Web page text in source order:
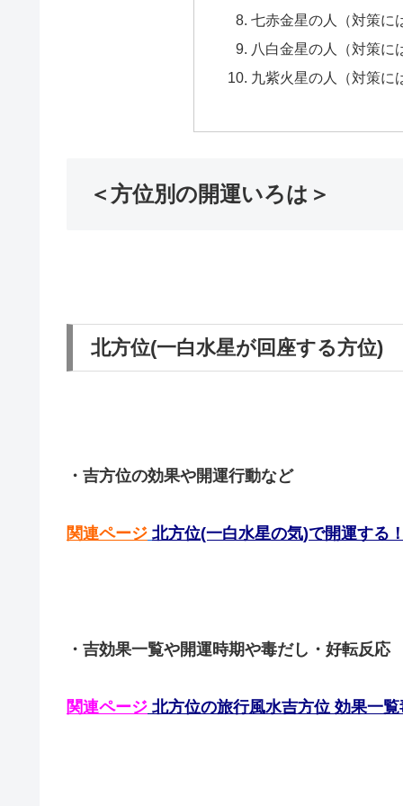
七赤金星の人（対策に
八白金星の人（対策に
九紫火星の人（対策に
＜方位別の開運いろは＞
北方位(一白水星が回座する方位)
・吉方位の効果や開運行動など
関連ページ 北方位(一白水星の気)で開運する！
・吉効果一覧や開運時期や毒だし・好転反応
関連ページ 北方位の旅行風水吉方位 効果一覧